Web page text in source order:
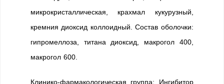
микрокристаллическая, крахмал кукурузный,
кремния диоксид коллоидный. Состав оболочки:
гипромеллоза, титана диоксид, макрогол 400,
макрогол 600.
Клинико-фармакологическая группа: Ингибитор